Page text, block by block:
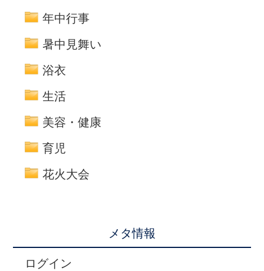
年中行事
暑中見舞い
浴衣
生活
美容・健康
育児
花火大会
メタ情報
ログイン